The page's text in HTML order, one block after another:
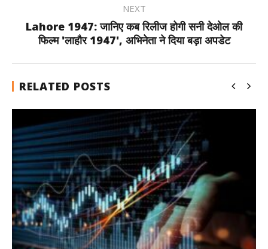
NEXT
Lahore 1947: जानिए कब रिलीज होगी सनी देओल की
फिल्म 'लाहौर 1947', अभिनेता ने दिया बड़ा अपडेट
RELATED POSTS